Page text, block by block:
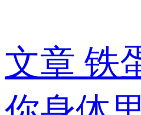
文章 铁